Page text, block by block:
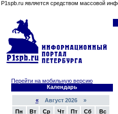
P1spb.ru является средством массовой
Перейти на мобильную версию
Календарь
«Август 2026 »
Пн
Вт Ср Чт Пт Сб
Вс